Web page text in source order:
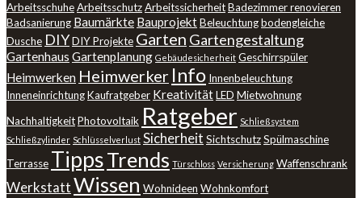
ArbeitsschuheArbeitsschutzArbeitssicherheitBadezimmer renovieren
Badsanierung Baumärkte BauprojektBeleuchtungbodengleiche
Dusche DIYDIY Projekte Garten Gartengestaltung
Gartenhaus Gartenplanung Gebäudesicherheit Geschirrspüler
Heimwerken Heimwerker Info Innenbeleuchtung
InneneinrichtungKaufratgeber KreativitätLED Mietwohnung
NachhaltigkeitPhotovoltaik Ratgeber Schließsystem
Schließzylinder Schlüsselverlust Sicherheit SichtschutzSpülmaschine
Terrasse TippsTrends Türschloss Versicherung Waffenschrank
WerkstattWissen Wohnideen Wohnkomfort